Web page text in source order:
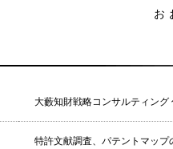
お
大藪知財戦略コンサルティング
特許文献調査、パテントマッ